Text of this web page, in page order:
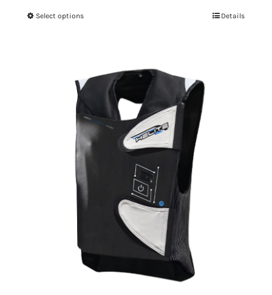
Select options Details